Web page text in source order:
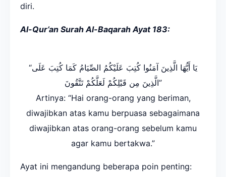
diri.
Al-Qur’an Surah Al-Baqarah Ayat 183:
“يَا أَيُّهَا الَّذِينَ آمَنُوا كُتِبَ عَلَيْكُمُ الصِّيَامُ كَمَا كُتِبَ عَلَى
الَّذِينَ مِن قَبْلِكُمْ لَعَلَّكُمْ تَتَّقُونَ”
Artinya: “Hai orang-orang yang beriman,
diwajibkan atas kamu berpuasa sebagaimana
diwajibkan atas orang-orang sebelum kamu
agar kamu bertakwa.”
Ayat ini mengandung beberapa poin penting: